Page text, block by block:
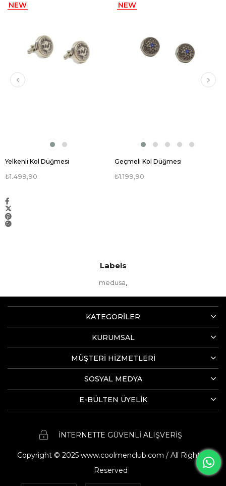
Yelkenli Kol Düğmesi
₺1.499,90
NEW
Geçmeli Kol Düğmesi
₺1.199,90
NEW
Labels
medusa,
KATEGORİLER
KURUMSAL
MÜŞTERİ HİZMETLERİ
SOSYAL MEDYA
E-BÜLTEN ÜYELİK
İNTERNETTE GÜVENLİ ALIŞVERİŞ
Copyright © 2025 www.coolmenclub.com / All Rights
Reserved